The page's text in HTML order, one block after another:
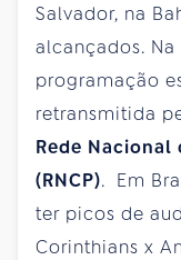
Salvador, na
alcançados.
programação
retransmitida
Rede Nacional
(RNCP). Em
ter picos de
Corinthians x